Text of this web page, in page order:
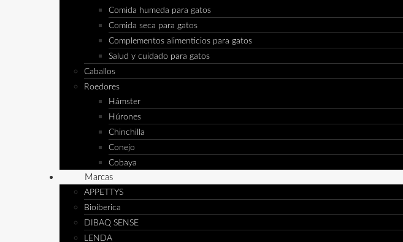
Comida humeda para gatos
Comida seca para gatos
Complementos alimenticios para gatos
Salud y cuidado para gatos
Caballos
Roedores
Hámster
Húrones
Chinchilla
Conejo
Cobaya
Marcas
APPETTYS
Bioiberica
DIBAQ SENSE
LENDA